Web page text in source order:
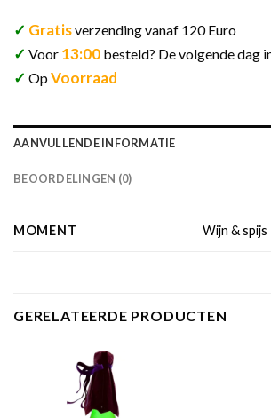
✓ Gratisverzending vanaf 120 Euro
✓ Voor 13:00 besteld? De volgende dag
✓ OpVoorraad
AANVULLENDE INFORMATIE
BEOORDELINGEN (0)
MOMENT Wijn & spijs
GERELATEERDE PRODUCTEN